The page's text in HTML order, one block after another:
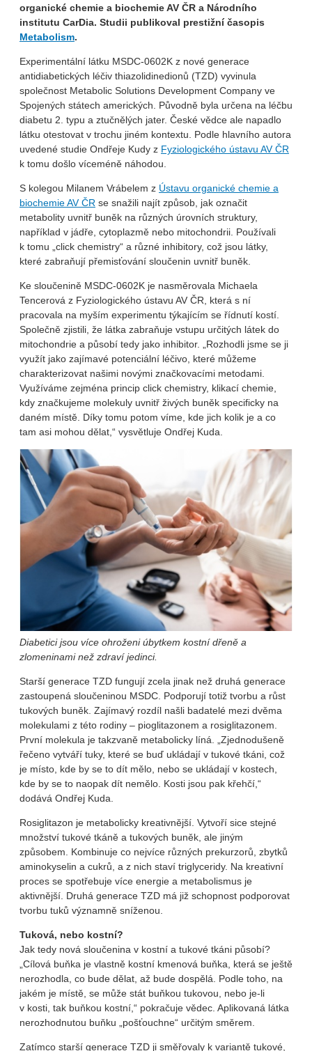
organické chemie a biochemie AV ČR a Národního
institutu CarDia. Studii publikoval prestižní časopis
Metabolism.
Experimentální látku MSDC-0602K z nové generace
antidiabetických léčiv thiazolidinedionů (TZD) vyvinula
společnost Metabolic Solutions Development Company ve
Spojených státech amerických. Původně byla určena na léčbu
diabetu 2. typu a ztučnělých jater. České vědce ale napadlo
látku otestovat v trochu jiném kontextu. Podle hlavního autora
uvedené studie Ondřeje Kudy z Fyziologického ústavu AV ČR
k tomu došlo víceméně náhodou.
S kolegou Milanem Vrábelem z Ústavu organické chemie a
biochemie AV ČR se snažili najít způsob, jak označit
metabolity uvnitř buněk na různých úrovních struktury,
například v jádře, cytoplazmě nebo mitochondrii. Používali
k tomu „click chemistry“ a různé inhibitory, což jsou látky,
které zabraňují přemisťování sloučenin uvnitř buněk.
Ke sloučenině MSDC-0602K je nasměrovala Michaela
Tencerová z Fyziologického ústavu AV ČR, která s ní
pracovala na myším experimentu týkajícím se řídnutí kostí.
Společně zjistili, že látka zabraňuje vstupu určitých látek do
mitochondrie a působí tedy jako inhibitor. „Rozhodli jsme se ji
využít jako zajímavé potenciální léčivo, které můžeme
charakterizovat našimi novými značkovacími metodami.
Využíváme zejména princip click chemistry, klikací chemie,
kdy značkujeme molekuly uvnitř živých buněk specificky na
daném místě. Díky tomu potom víme, kde jich kolik je a co
tam asi mohou dělat,“ vysvětluje Ondřej Kuda.
Diabetici jsou více ohroženi úbytkem kostní dřeně a
zlomeninami než zdraví jedinci.
Starší generace TZD fungují zcela jinak než druhá generace
zastoupená sloučeninou MSDC. Podporují totiž tvorbu a růst
tukových buněk. Zajímavý rozdíl našli badatelé mezi dvěma
molekulami z této rodiny – pioglitazonem a rosiglitazonem.
První molekula je takzvaně metabolicky líná. „Zjednodušeně
řečeno vytváří tuky, které se buď ukládají v tukové tkáni, což
je místo, kde by se to dít mělo, nebo se ukládají v kostech,
kde by se to naopak dít nemělo. Kosti jsou pak křehčí,“
dodává Ondřej Kuda.
Rosiglitazon je metabolicky kreativnější. Vytvoří sice stejné
množství tukové tkáně a tukových buněk, ale jiným
způsobem. Kombinuje co nejvíce různých prekurzorů, zbytků
aminokyselin a cukrů, a z nich staví triglyceridy. Na kreativní
proces se spotřebuje více energie a metabolismus je
aktivnější. Druhá generace TZD má již schopnost podporovat
tvorbu tuků významně sníženou.
Tuková, nebo kostní?
Jak tedy nová sloučenina v kostní a tukové tkáni působí?
„Cílová buňka je vlastně kostní kmenová buňka, která se ještě
nerozhodla, co bude dělat, až bude dospělá. Podle toho, na
jakém je místě, se může stát buňkou tukovou, nebo je-li
v kosti, tak buňkou kostní,“ pokračuje vědec. Aplikovaná látka
nerozhodnutou buňku „pošťouchne“ určitým směrem.
Zatímco starší generace TZD ji směřovaly k variantě tukové,